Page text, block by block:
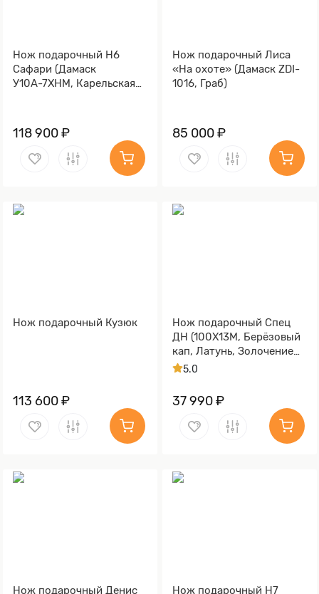
Нож подарочный Н6
Сафари (Дамаск
У10А-7ХНМ, Карельская
118 900 ₽
Нож подарочный Лиса
«На охоте» (Дамаск ZDI-
1016, Граб)
85 000 ₽
Нож подарочный Кузюк
113 600 ₽
Нож подарочный Спец
ДН (100Х13М, Берёзовый
кап, Латунь, Золочение
клинка гарды и тыльника)
5.0
37 990 ₽
Нож подарочный Денис Нож подарочный Н7